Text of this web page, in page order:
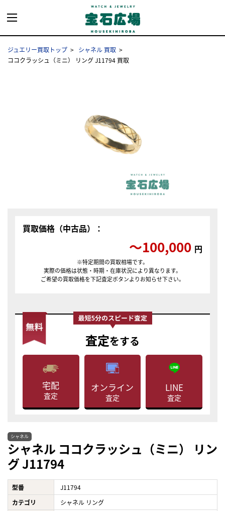
ジュエリー買取トップ
シャネル 買取
ココクラッシュ（ミニ） リング J11794 買取
買取価格（中古品）：
〜100,000 円
※特定期間の買取相場です。
実際の価格は状態・時期・在庫状況により異なります。
ご希望の買取価格を下記査定ボタンよりお知らせ下さい。
査定をする
宅配
査定
オンライン
査定
LINE
査定
シャネル
シャネル ココクラッシュ（ミニ） リン
グ J11794
型番
J11794
カテゴリ
シャネル リング